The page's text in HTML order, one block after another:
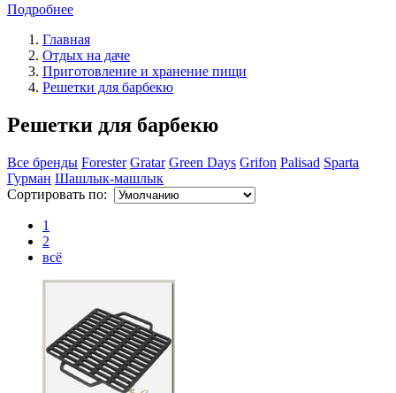
Подробнее
Главная
Отдых на даче
Приготовление и хранение пищи
Решетки для барбекю
Решетки для барбекю
Все бренды Forester Gratar Green Days Grifon Palisad Sparta
Гурман Шашлык-машлык
Сортировать по:
1
2
всё